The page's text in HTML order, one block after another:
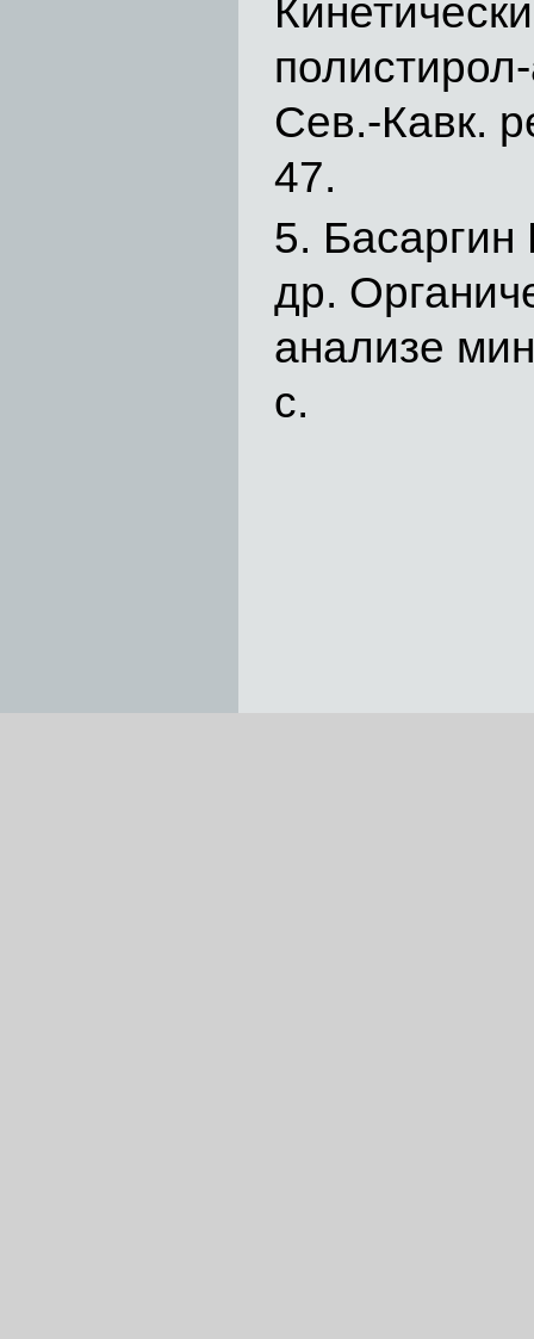
Сев.-Кавк.
47.
др.
анализе
с.